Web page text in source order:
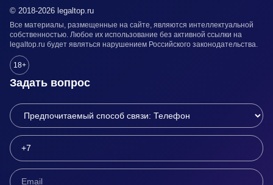
© 2018-2026 legaltop.ru
Все материалы, размещенные на сайте, являются интеллектуальной
собственностью. Любое их использование без активной ссылки на
legaltop.ru будет являться нарушением Российского законодательства.
18+
Задать вопрос